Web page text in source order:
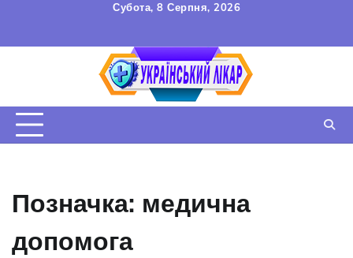
вмісту
Субота, 8 Серпня, 2026
КОРИСТУВАЧА
Позначка: медична
допомога